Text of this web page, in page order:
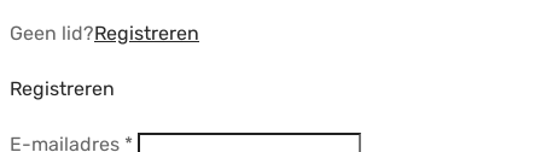
Geen lid?Registreren
Registreren
E-mailadres *Vereist